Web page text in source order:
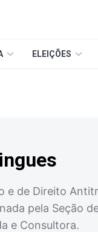
ELEIÇÕES
de Direito
pela Seção
e Consultora.